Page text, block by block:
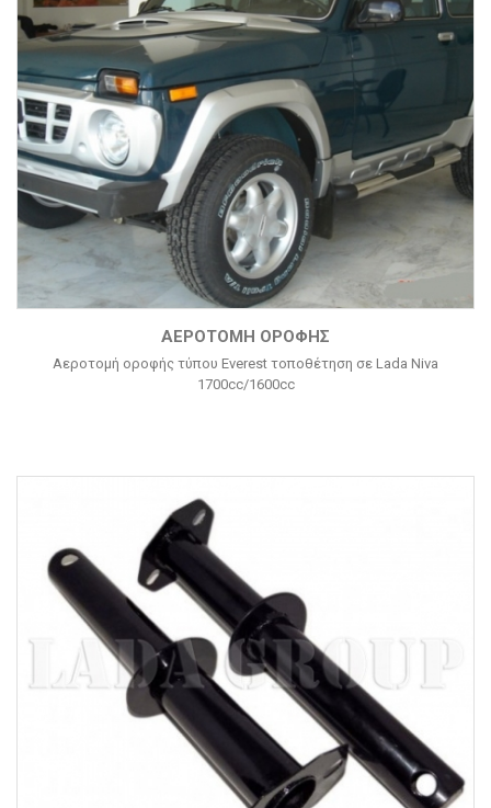
ΑΕΡΟΤΟΜΉ ΟΡΟΦΉΣ
Αεροτομή οροφής τύπου Everest τοποθέτηση σε Lada Niva
1700cc/1600cc